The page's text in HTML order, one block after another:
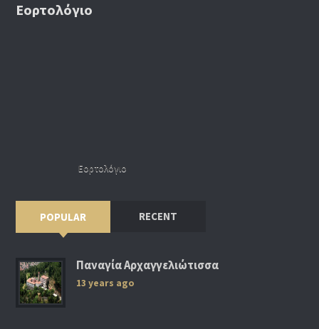
Εορτολόγιο
Εορτολόγιο
POPULAR RECENT
Παναγία Αρχαγγελιώτισσα
13 years ago